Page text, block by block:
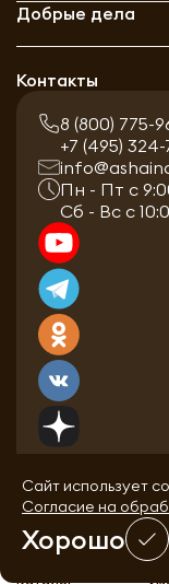
Каталог
Добрые дела
Контакты
8 (800) 775-
+7 (495) 324-
Пн - Пт с
Сб - Вс с
Сайт использует
Согласие на
Хорошо